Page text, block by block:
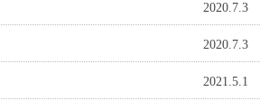
2020.7.3
2020.7.3
2021.5.1